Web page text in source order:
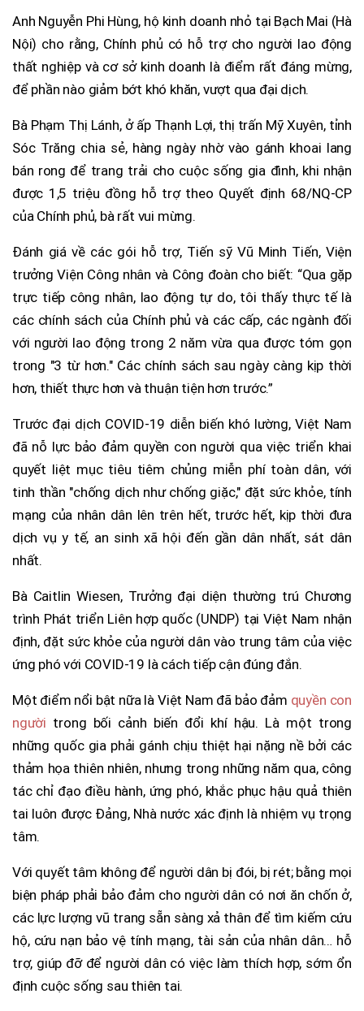
Anh Nguyễn Phi Hùng, hộ kinh doanh nhỏ tại Bạch Mai (Hà
Nội) cho rằng, Chính phủ có hỗ trợ cho người lao động
thất nghiệp và cơ sở kinh doanh là điểm rất đáng mừng,
để phần nào giảm bớt khó khăn, vượt qua đại dịch.
Bà Phạm Thị Lánh, ở ấp Thạnh Lợi, thị trấn Mỹ Xuyên, tỉnh
Sóc Trăng chia sẻ, hàng ngày nhờ vào gánh khoai lang
bán rong để trang trải cho cuộc sống gia đình, khi nhận
được 1,5 triệu đồng hỗ trợ theo Quyết định 68/NQ-CP
của Chính phủ, bà rất vui mừng.
Đánh giá về các gói hỗ trợ, Tiến sỹ Vũ Minh Tiến, Viện
trưởng Viện Công nhân và Công đoàn cho biết: “Qua gặp
trực tiếp công nhân, lao động tự do, tôi thấy thực tế là
các chính sách của Chính phủ và các cấp, các ngành đối
với người lao động trong 2 năm vừa qua được tóm gọn
trong "3 từ hơn." Các chính sách sau ngày càng kịp thời
hơn, thiết thực hơn và thuận tiện hơn trước.”
Trước đại dịch COVID-19 diễn biến khó lường, Việt Nam
đã nỗ lực bảo đảm quyền con người qua việc triển khai
quyết liệt mục tiêu tiêm chủng miễn phí toàn dân, với
tinh thần "chống dịch như chống giặc," đặt sức khỏe, tính
mạng của nhân dân lên trên hết, trước hết, kịp thời đưa
dịch vụ y tế, an sinh xã hội đến gần dân nhất, sát dân
nhất.
Bà Caitlin Wiesen, Trưởng đại diện thường trú Chương
trình Phát triển Liên hợp quốc (UNDP) tại Việt Nam nhận
định, đặt sức khỏe của người dân vào trung tâm của việc
ứng phó với COVID-19 là cách tiếp cận đúng đắn.
Một điểm nổi bật nữa là Việt Nam đã bảo đảm quyền con
người trong bối cảnh biến đổi khí hậu. Là một trong
những quốc gia phải gánh chịu thiệt hại nặng nề bởi các
thảm họa thiên nhiên, nhưng trong những năm qua, công
tác chỉ đạo điều hành, ứng phó, khắc phục hậu quả thiên
tai luôn được Đảng, Nhà nước xác định là nhiệm vụ trọng
tâm.
Với quyết tâm không để người dân bị đói, bị rét; bằng mọi
biện pháp phải bảo đảm cho người dân có nơi ăn chốn ở,
các lực lượng vũ trang sẵn sàng xả thân để tìm kiếm cứu
hộ, cứu nạn bảo vệ tính mạng, tài sản của nhân dân… hỗ
trợ, giúp đỡ để người dân có việc làm thích hợp, sớm ổn
định cuộc sống sau thiên tai.